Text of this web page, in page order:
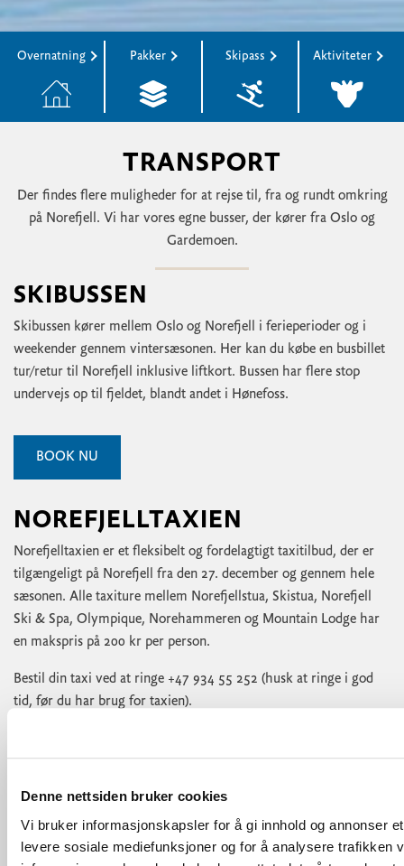
Denne nettsiden bruker cookies
Vi bruker informasjonskapsler for å gi innhold og annonser
levere sosiale mediefunksjoner og for å analysere trafikken
Overnatning Pakker Skipass Aktiviteter
TRANSPORT
Der findes flere muligheder for at rejse til, fra og rundt omkring
på Norefjell. Vi har vores egne busser, der kører fra Oslo og
Gardemoen.
SKIBUSSEN
Skibussen kører mellem Oslo og Norefjell i ferieperioder og i
weekender gennem vintersæsonen. Her kan du købe en busbillet
tur/retur til Norefjell inklusive liftkort. Bussen har flere stop
undervejs op til fjeldet, blandt andet i Hønefoss.
BOOK NU
NOREFJELLTAXIEN
Norefjelltaxien er et fleksibelt og fordelagtigt taxitilbud, der er
tilgængeligt på Norefjell fra den 27. december og gennem hele
sæsonen. Alle taxiture mellem Norefjellstua, Skistua, Norefjell
Ski & Spa, Olympique, Norehammeren og Mountain Lodge har
en makspris på 200 kr per person.
Bestil din taxi ved at ringe +47 934 55 252 (husk at ringe i god
tid, før du har brug for taxien).
forskellige steder i Østnorge kan du kombinere tog og bus til
nærliggende knudepunkter og rejse videre derfra. Opdaterede
køreplaner og rejsemuligheder findes på Entur.